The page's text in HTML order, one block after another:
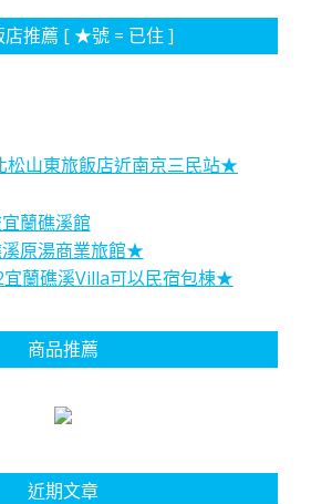
店推薦 [ ★號 = 已住 ]
松山東旅飯店近南京三民站★
宜蘭礁溪館
溪原湯商業旅館★
宜蘭礁溪Villa可以民宿包棟★
商品推薦
近期文章